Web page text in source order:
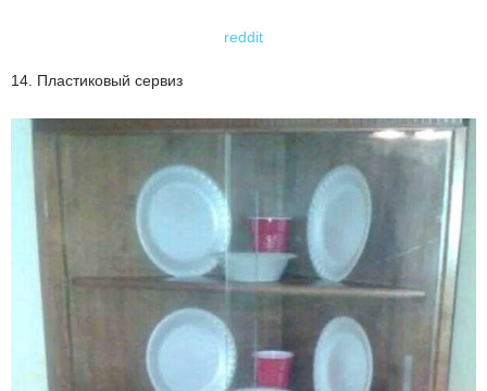
reddit
14. Пластиковый сервиз